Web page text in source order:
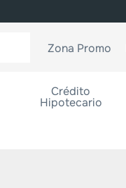
Zona Promo
Crédito
Hipotecario